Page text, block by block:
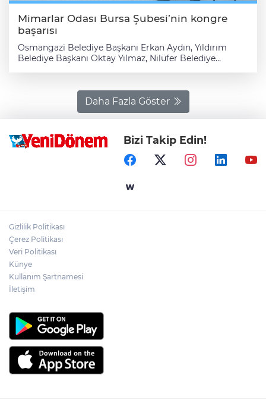
Mimarlar Odası Bursa Şubesi’nin kongre
başarısı
Osmangazi Belediye Başkanı Erkan Aydın, Yıldırım Belediye Başkanı Oktay Yılmaz, Nilüfer Belediye Başkanı Şadi Özdemir, Mudanya Belediye Başkanı Deniz Dalgıç ve Gemlik Belediye Başkanı Şükrü Deviren; Bursa Uludağ Üniversitesi Mimarlık Fakültesi Dekanı Prof. Dr. Tülin Vural Arslan, Bursa Teknik Üniversitesi Mimarlık ve Tasarım Fakültesi Dekan Yardımcısı Dr. Öğr. Üyesi Nazlı Taraz Varışlıaslan; Mimarlar Odası Merkez Yönetim Kurulu Üyesi İlke Çalışkan; Bursa Ticaret ve Sanayi Odası (BTSO) Yönetim Kurulu Üyeleri; siyasi parti temsilcileri; meslek odalarının başkanları ve başkan vekilleri; sivil toplum kuruluşlarının yöneticileri, akademisyenler ve kongre konuşmacılarının katılımıyla Bursa Uluslararası Fuar Merkezi Konferans Salonu’nda açılışı yapılan etkinlik yoğun ilgi gördü. Etkinliğin açılış anonsunda bulunan Mimarlar Odası Bursa Şubesi Yönetimi Kurulu Üyesi ve Şube Sekreteri Aytül Küçüközdemir Aydın, kongre programına ilişkin bilgilendirmede bulundu. Bugünün kararları yarının kentlerini oluşturacak Panelin açılışında konuşan Mimarlar Odası Bursa Şubesi Başkanı Şirin Rodoplu Şimşek, kentlerin hızla değiştiği süreçte mimarlığın üstleneceği sorumluluğun önemine işaret etti. 29. Uluslararası Yapı ve Yaşam Kongresi’ni ‘Yaşamın, Kentlerin ve Mimarlığı Geleceği’ temasıyla düzenlediklerini belirten Şimşek, “Kentler hızla değişiyor. Riskler büyüyor, belirsizlikler derinleşiyor. Bizler ise tam bu noktada, mimarlığın nasıl bir sorumluluk üstleneceğini konuşmak üzere buradayız. Kentlerimizi nasıl koruyacağımızı, nasıl dönüştüreceğimizi ve nasıl daha adil, daha dirençli hale getireceğimizi birlikte tartışacağız. İçinde bulunduğumuz çağ; hızlı değişimlerin, belirsizliklerin ve çok katmanlı krizlerin çağıdır. İklim krizi, afet riskleri, göç hareketleri, ekonomik dalgalanmalar ve teknolojik dönüşüm; kentlerimizi ve yaşam biçimlerimizi yeniden şekillendiriyor. Bu dönüşüm sürecinde mimarlığın rolü yalnızca mekân üretmek değil, aynı zamanda toplumsal sorumluluk üstlenmektir. Kentler, yalnızca yapıların yan yana geldiği fiziksel alanlar değildir. Kentler; hafızadır, kimliktir, yaşamdır. Bu nedenle mimarlık, yalnızca teknik bir disiplin değil; aynı zamanda kültürel, sosyal ve etik bir pratiktir. Bizler, bu bilinçle hareket etmek zorundayız. Çünkü bugün vereceğimiz kararlar, yarının kentlerini ve yaşamlarını belirleyecektir” diye konuştu. Kongrenin farklı disiplinlerden gelen bilgi ve deneyimlerin bir araya gelerek çoğalmasını hedefleyen önemli bir platform oluşturduğuna işaret eden Şimşek, oturumlarda kentlerin belleği, mimarlıkta değişen paradigmalar, dijital teknolojiler, yapı malzemeleri, yerel yönetim politikaları ve daha birçok başlık altındaki konunun bilimsel tartışmaya açılacağını vurguladı. Bu tartışmaların, yalnızca akademik bir birikim oluşturmakla kalmayıp, aynı zamanda uygulamaya yön verecek çıktılar üretmesini de beraberinde getireceğine dikkat çeken Şimşek, köklü bir tarihe, güçlü bir kültürel mirasa ve aynı zamanda yoğun bir dönüşüm baskısına sahip Bursa’da gerçekleştirdikleri kongrenin anlamına işaret etti. Ortak sorumluluğun sesi Bursa’nın geçmişten gelen değerlerini koruyarak, geleceğe nasıl taşınacağı sorusuna verilecek yanıtın ortak sorumluluğun sesi olacağına da değinen Mimarlar Odası Bursa Şubesi Başkanı sözlerine şöyle devam etti: “Bu noktada yerel yönetimlerin, meslek odalarının, akademinin ve toplumun birlikte hareket etmesi hayati önem taşımaktadır. Kongrenin bizler için ayrı bir anlamı daha var. En son 2017 yılında gerçekleştirdiğimiz 28. kongremizin ardından, aradan geçen yıllar sonrasında bugün 29.’sunu düzenlemenin gururunu ve mutluluğunu yaşıyoruz. Organizasyonun gerçekleşmesinde emeği geçen tüm kurum ve kuruluşlara, değerli konuşmacılarımıza, destek veren paydaşlarımıza ve özveriyle çalışan ekip arkadaşlarıma teşekkür ediyorum. Katılımınızla bu kongreyi anlamlı kıldığınız için sizlere ayrıca şükranlarımı sunuyorum. Kongremizin verimli tartışmalara, yeni fikirlere ve güçlü iş birliklerine zemin hazırlamasını diliyorum. Hep birlikte daha yaşanabilir, daha adil ve daha dirençli kentler kurma umuduyla hepinizi saygıyla selamlıyorum.” Bursa Mimarlar Odası Bursa Şubesi’nin eski dönem başkanlarından Orhan Efe de konuşmasında uluslararası yapı ve yaşam kongresinin ilkinin kendi başkanlığı döneminde 1989 yılında gerçekleştirildiğini hatırlattı. 2017 yılında 28. düzenlenen kongrenin 9 yıl aradan sonra yeniden gerçekleştiriliyor olmasından duyduğu mutluluğu dile getiren Efe, Şirin Rodoplu Şimşek’in Başkanlığındaki Mimarlar Odası Bursa Şubesi Yönetimi’ni tebrik etti. Mimarlar Odası Merkez Yönetim Kurulu Üyesi Mimar İlke Çalışkan ise konuşmasında, yapılı çevrenin ve toplumsal kültürün üretiminde mimarlığın asli unsur olduğunu vurguladı. Bursa Mimarlar Odası Bursa Şubesi’nce 29.’sunu gerçekleştirilen ‘Uluslararası Yapı ve Yaşam Kongresi’nin bu bağlamdaki önemine işaret eden Çalışkan, kentlerin ve çevrenin kimlikli, planlı ve sağlıklı gelişebilmesinin ‘toplum hizmetinde mimarlık’ anlayışı ile sağlanabileceğini dile getirdi. Gemlik Belediye Başkanı Şükrü Deviren de konuşmasında, kentlerin gelişiminde mimarlık projelerinin de payının bulunduğunu belirterek, Şirin Rodoplu Şimşek’in şahsında Mimarlar Odası Bursa Şubesi Yönetimi’ni tebrik etti. BTSO Yönetim Kurulu Üyesi Alparslan Şenocak da Bursa’nın geleceğine ivme kazandıracak her türlü etkinliğe destek vermeye hazır olduklarını belirterek, bu bağlamda Mimarlar Odası Bursa Şubesi Yönetim Kurulu’nu kutladı. İlk gün oturumları Açılış konuşmalarının ardından kongre kapsamındaki oturumlara geçildi. Bursa Alan Başkanı Prof. Dr. Neslihan Dostoğlu’nun başkanlığında gerçekleştirilen ilk günün ilk oturumunda; Prof. Dr. Celal Abdi Güzer ‘Dijital Coğrafyalarda Mimarlık Hafıza ve Eleştiri’, Mimar Banu Bayrak Tümer ve Prof. Dr. Gülçin Pulat Gökmen ‘Mekansal Anlatıların Yeniden Yazımı: Konut Ölçeğinde Bellek’, ‘Unutuş ve Heterotopik Yeniden Kurulum’, Yüksek Mimar Duaa Almadhoun ve Prof. Dr. Neslihan Dostoğlu ‘Ortadoğu’da Geleneksel Arap Konutlarından Yeni Bir Biyofilik Tasarım Yaklaşımı’, Dr. Mehmet Fatih Aydın ‘Kent Belleğinin Yaşayan Mekânları: Bursa Kozahan’da Risk Temelli Koruma Stratejisi’ konularına ilişkin sunumlarını gerçekleştirdi. İlk günün ikinci oturumu Doç. Dr. Zeyner Eres Özdoğan’ın başkanlığında başladı. Dr. Öğr. Üyesi Pelin Çetken ‘Dijital Çağda Anlatı Temelli Kentsel Hafıza Üretim Mekanizması: Her Umut Ortak Arar-Örneği’, Yüksek Mimar Sedef Nur Cankurt Semiz ile Prof. Dr. Fatma Ahsen Özsoy ‘Kentsel Bellek Araştırmalarında Zorluklar ve Fırsatlar: Misi Köyü Alan Çalışması Üzerinden Bir Değerlendirme’,Uzman Arkeolog Özlem Akbaş Önsoy ‘Kentsel Bellek, Mekân ve Gelecek: Mudanya’da Kültürel Mirasın Çok Katmanlı Okuması’, Emery Mugabo ve Doç. Dr. İlker Fatih Özorhon ‘Ruanda Vernaküler Mimarlığının Evrimi: Çevresel ve Sosyal Açıdan Sürdürülebilir Tasarımın Temeli Olarak Vernaküler Miras’ konularına değindi. Prof. Dr. Tülin Vural Arslan’ın oturum başkanlığında başlayan üçüncü oturumda ise Mimar Habibeh Madjdabadi ‘In Praise of Imperfection’, Dr. Selin Tosun ve Prof. Dr. Fatma Cânâ Bilsel ‘Akıllı Kentler Bağlamında Kent Hakkının Yeniden Kazanılması’, Mimar Ayşe Begüm Kahya ve Prof. Dr. Filiz Şenkal Sezer ‘BİM’de Metal Veri Yönetimi: Revit, Archicad ve IFC Arasında Format Bağımsız Yeni Bir Yaklaşım’, Mimar Enes Yalçınoğlu, Mimar Merve Ayaz ve Doç. Dr. Kübra Müezzinoğlu Başpınar ‘Elazıg-Harput Kürsübaşı Müziği Motiflerinin Yapay Zekâ ile Kamu Yapısı Cephe Tasarımına Entegrasyonu’, Arş. Gör. Gülsüm Polat ‘Değişen Paradigmalar: Mimarlık Eğitimini Sürdürülebilir Bir Gelecek İçin Yeniden’ başlıklarından oluşan sektörel alanlarda görüş bildirdi. İlk günün dördüncü oturumu Doç. Dr. Ebru Kamacı Karahan’ın başkanlığında ‘Günümüz Kentleri Krizler/Tehditler’ başlığıyla toplandı. Söz ilçe belediye başkanlarının Bu oturumda sırasıyla Yıldırım Belediye Başkanı Oktay Yılmaz, Osmangazi Belediye Başkanı Erkan Aydın, Nilüfer Belediye Başkanı Şadi Özdemir, Mudanya Belediye Başkanı Deniz Dalgıç ve Gemlik Belediye Başkanı Şükrü Deviren sunumda bulundular. Yıldırım’da kentsel dönüşüm çalışmaları ‘Kentsel Dönüşüm Strateji Belgesi ve Dijital Kriz’ başlıklı sunumunda 2029 yılına kadar 30 bin bağımsız birimi kentsel dönüşümle Bursa’ya kazandıracaklarını belirten Yıldırım Belediye Başkanı Oktay Yılmaz, bugüne kadar yaklaşık yeni 7 bin 500 adet bağımsız birimi kentsel dönüşüm ile Yıldırım’a kazandırdıklarını vurguladı. Osmangazi Belediyesi’nden 9 ayrı proje Osmangazi Belediye Başkanı Erkan Aydın da sunumunda kentsel dönüşüm, tarihi mirasın korunması, sosyal alanlar ve altyapı hizmetlerine odaklanan projelerle Osmangazi’nin çehresini yenilediklerini vurguladı. Aydın 9 ana temada toplanan vizyon projelerinin; tarihi yapıların restorasyonu, modern pazar alanları, sosyal tesisler ve yeşil alan düzenlemelerinden oluştuğunu ifade etti. Nilüfer’den sosyal belediyecilik ‘Sosyal Belediyecilik ve Kentsel Dönüşüm: Nilüfer’in Gelecek Vizyonu’ başlıklı sunumunda Nilüfer’deki kentsel dönüşüm çalışmalarından söz eden Nilüfer Belediye Başkanı Şadi Özdemir, 2026 yılı hedefleri arasında katılımcı, dijitalleşmiş ve tarımsal kalkınmasını tamamlamış kent vizyonunun yer aldığını vurguladı. Gemlikliler güvenli yapılarda oturacak Gemlik Belediye Başkanı Şükrü Deviren de sunumunda dirençli, mimari estetiğiyle kentin geçmişini yansıtacak yaşam alanları kurup ilçeye değer katmayı hedeflediklerini söyledi. Gemlik’in deprem kuşağında yer aldığına işaret eden , kentsel dönüşüm çalışmalarını, güvenli yapılar inşa etmek stratejisi üzerinde temellendirdiklerini dile getirdi. Mudanya’da büyük kentsel dönüşüm hedefi Başta imar olmak üzere, çözüm bekleyen sorunlara müdahale ettiklerini ifade eden Mudanya Belediye Başkanı Deniz Dalgıç ise anlık tespit sistemleriyle müdahale süreçlerini hızlandırdıklarını vurguladı. Dalgıç, on binlerce yapıda risk analizi gerçekleştirdiklerini ve afet yönetiminin kurumsal bir yapıya kavuşturulduğunu kaydetti. İlçe belediye başkanlarının konuşmalarının a
Daha Fazla Göster
Bizi Takip Edin!
Gizlilik Politikası
Çerez Politikası
Veri Politikası
Künye
Kullanım Şartnamesi
İletişim